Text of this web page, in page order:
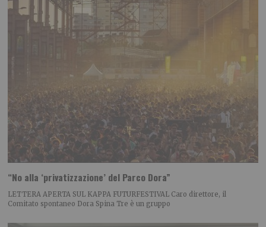
“No alla ‘privatizzazione’ del Parco Dora”
LETTERA APERTA SUL KAPPA FUTURFESTIVAL Caro direttore, il
Comitato spontaneo Dora Spina Tre è un gruppo